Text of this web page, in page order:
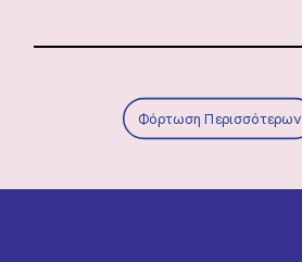
Φόρτωση Περισσότερων